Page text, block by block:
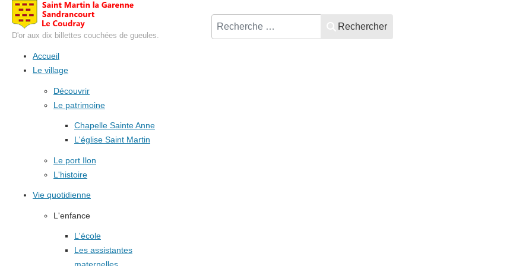
D'or aux dix billettes couchées de gueules.
Rechercher
Accueil
Le village
Découvrir
Le patrimoine
Chapelle Sainte Anne
L'église Saint Martin
Le port Ilon
L'histoire
Vie quotidienne
L'enfance
L'école
Les assistantes